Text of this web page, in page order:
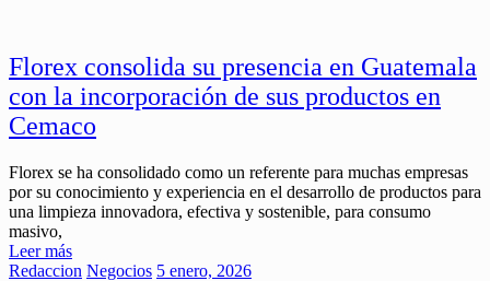
Florex consolida su presencia en Guatemala
con la incorporación de sus productos en
Cemaco
Florex se ha consolidado como un referente para muchas empresas
por su conocimiento y experiencia en el desarrollo de productos para
una limpieza innovadora, efectiva y sostenible, para consumo
masivo,
Leer más
Redaccion Negocios 5 enero, 2026